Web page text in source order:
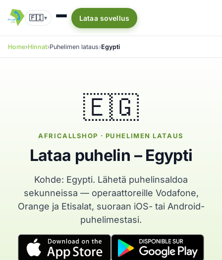
🇫🇮▾ Lataa sovellus
Home Hinnat Puhelimen lataus Egypti
🇪🇬
AFRICALLSHOP · PUHELIMEN LATAUS
Lataa puhelin – Egypti
Kohde: Egypti. Lähetä puhelinsaldoa
sekunneissa — operaattoreille Vodafone,
Orange ja Etisalat, suoraan iOS- tai Android-
puhelimestasi.